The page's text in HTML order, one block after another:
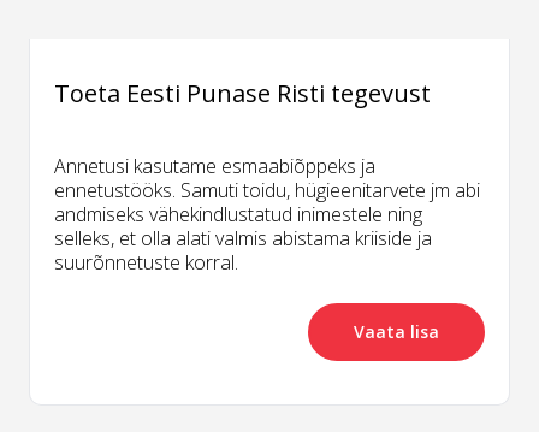
Toeta Eesti Punase Risti tegevust
Annetusi kasutame esmaabiõppeks ja
ennetustööks. Samuti toidu, hügieenitarvete jm abi
andmiseks vähekindlustatud inimestele ning
selleks, et olla alati valmis abistama kriiside ja
suurõnnetuste korral.
Vaata lisa